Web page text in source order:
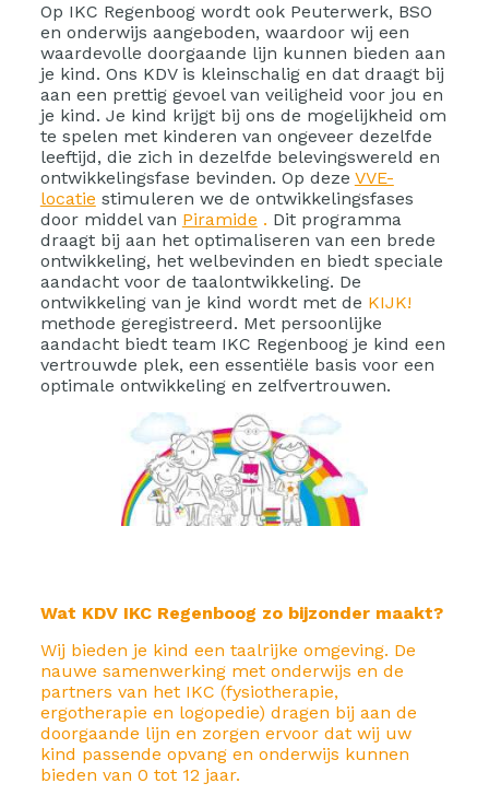
Op IKC Regenboog wordt ook Peuterwerk, BSO
en onderwijs aangeboden, waardoor wij een
waardevolle doorgaande lijn kunnen bieden aan
je kind. Ons KDV is kleinschalig en dat draagt bij
aan een prettig gevoel van veiligheid voor jou en
je kind. Je kind krijgt bij ons de mogelijkheid om
te spelen met kinderen van ongeveer dezelfde
leeftijd, die zich in dezelfde belevingswereld en
ontwikkelingsfase bevinden. Op deze VVE-
locatie stimuleren we de ontwikkelingsfases
door middel van Piramide . Dit programma
draagt bij aan het optimaliseren van een brede
ontwikkeling, het welbevinden en biedt speciale
aandacht voor de taalontwikkeling. De
ontwikkeling van je kind wordt met de KIJK!
methode geregistreerd. Met persoonlijke
aandacht biedt team IKC Regenboog je kind een
vertrouwde plek, een essentiële basis voor een
optimale ontwikkeling en zelfvertrouwen.
Wat KDV IKC Regenboog zo bijzonder maakt?
Wij bieden je kind een taalrijke omgeving. De
nauwe samenwerking met onderwijs en de
partners van het IKC (fysiotherapie,
ergotherapie en logopedie) dragen bij aan de
doorgaande lijn en zorgen ervoor dat wij uw
kind passende opvang en onderwijs kunnen
bieden van 0 tot 12 jaar.